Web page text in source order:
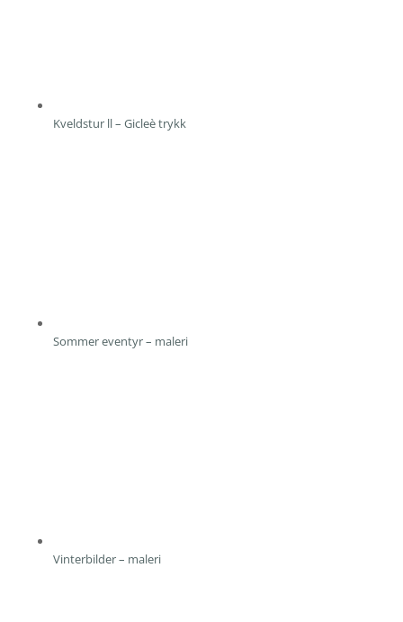
Kveldstur ll – Gicleè trykk
Sommer eventyr – maleri
Vinterbilder – maleri